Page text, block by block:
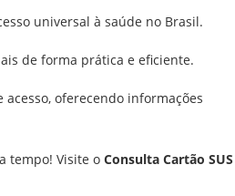
universal à saúde no Brasil.
de forma prática e eficiente.
oferecendo informações
tempo! Visite o Consulta Cartão SUS